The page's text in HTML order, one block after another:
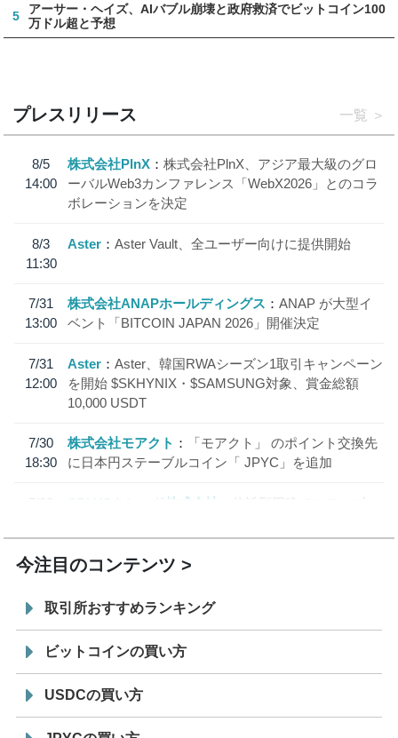
5
アーサー・ヘイズ、AIバブル崩壊と政府救済でビットコイン100
万ドル超と予想
プレスリリース 一覧
8/5
14:00
株式会社PlnX
株式会社PlnX、アジア最大級のグロ
ーバルWeb3カンファレンス「WebX2026」とのコラ
ボレーションを決定
8/3
11:30
Aster Aster Vault、全ユーザー向けに提供開始
7/31
13:00
株式会社ANAPホールディングス
ANAP が大型イ
ベント「BITCOIN JAPAN 2026」開催決定
7/31
12:00
Aster
Aster、韓国RWAシーズン1取引キャンペーン
を開始 $SKHYNIX・$SAMSUNG対象、賞金総額
10,000 USDT
7/30
18:30
株式会社モアクト
「モアクト」 のポイント交換先
に日本円ステーブルコイン「 JPYC」を追加
7/29
SBI VCトレード株式会社
信託型円建てステーブル
今注目のコンテンツ
取引所おすすめランキング
ビットコインの買い方
USDCの買い方